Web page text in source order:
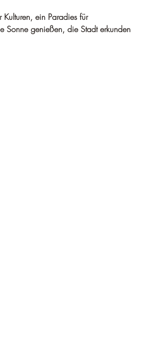
ein Paradies für
Sonne genießen, die Stadt erkunden